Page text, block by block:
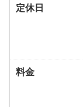
定休日
料金